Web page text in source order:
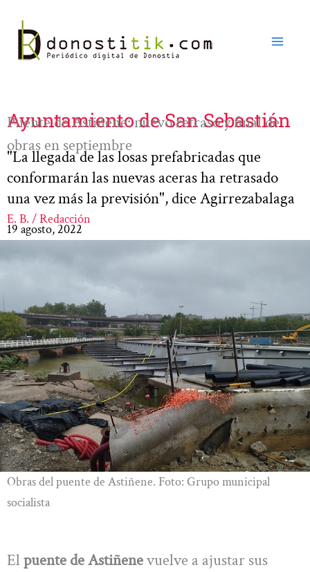
contenido
Ayuntamiento de San Sebastián
Puente de Astiñene: nuevo retraso y final de
obras en septiembre
"La llegada de las losas prefabricadas que
conformarán las nuevas aceras ha retrasado
una vez más la previsión", dice Agirrezabalaga
E. B. / Redacción
19 agosto, 2022
Obras del puente de Astiñene. Foto: Grupo municipal
socialista
El puente de Astiñenevuelve a ajustar sus